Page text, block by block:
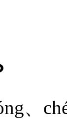
、